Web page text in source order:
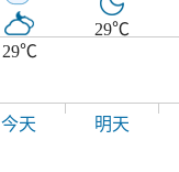
29℃
29℃
今天 明天